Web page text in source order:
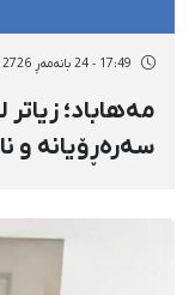
17:49 - 24 بانەمەڕ 2726
سەرەڕۆیانە و